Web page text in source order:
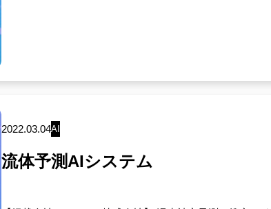
流体予測AIシステム
2022.03.04AI